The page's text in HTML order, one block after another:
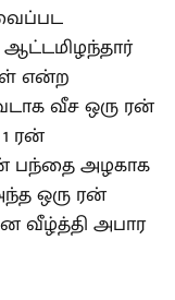
என்ற
வீச ஒரு ரன்
ரன்
பந்தை அழகாக
ஒரு ரன்
வீழ்த்தி அபார